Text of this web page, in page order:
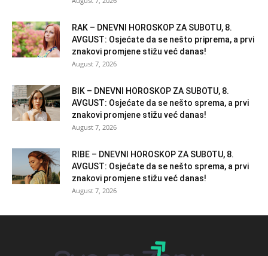
RAK – DNEVNI HOROSKOP ZA SUBOTU, 8.
AVGUST: Osjećate da se nešto priprema, a prvi
znakovi promjene stižu već danas!
August 7, 2026
BIK – DNEVNI HOROSKOP ZA SUBOTU, 8.
AVGUST: Osjećate da se nešto sprema, a prvi
znakovi promjene stižu već danas!
August 7, 2026
RIBE – DNEVNI HOROSKOP ZA SUBOTU, 8.
AVGUST: Osjećate da se nešto sprema, a prvi
znakovi promjene stižu već danas!
August 7, 2026